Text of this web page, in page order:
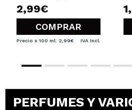
2,99€
COMPRAR
Precio x 100 ml: 2,99€ IVA Incl.
PERFUMES Y